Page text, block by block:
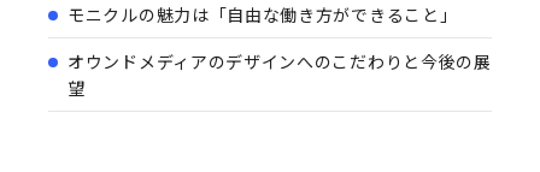
モニクルの魅力は「自由な働き方ができること」
オウンドメディアのデザインへのこだわりと今後の展
望